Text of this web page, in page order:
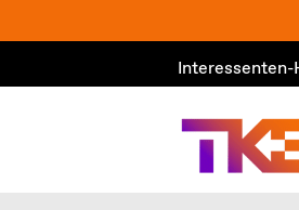
Inhalt
Interessenten-